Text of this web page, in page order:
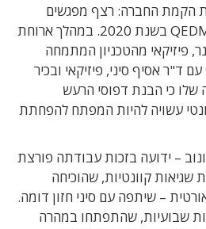
הקמת החברה: רצף מפגשים
אקראיים הוביל להקמת QEDMA בשנת 2020. במהלך ארוחת
פיזיקאי מהטכניון המתמחה
ד"ר אסיף סיני, פיזיקאי ובכיר
שלו כי הבנת דפוסי הרעש
עשויה להיות המפתח להפחתת
– ידועה בזכות עבודתה פורצת
קוונטיות, שהוכיחה
– שיתפה עם סיני חזון דומה.
שבועיות, שהתפתחו במהרה